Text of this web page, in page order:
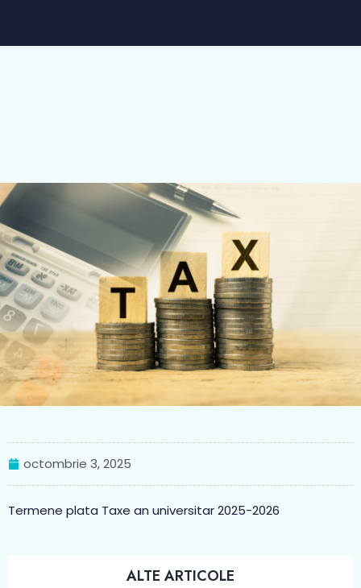
octombrie 3, 2025
Termene plata Taxe an universitar 2025-2026
ALTE ARTICOLE